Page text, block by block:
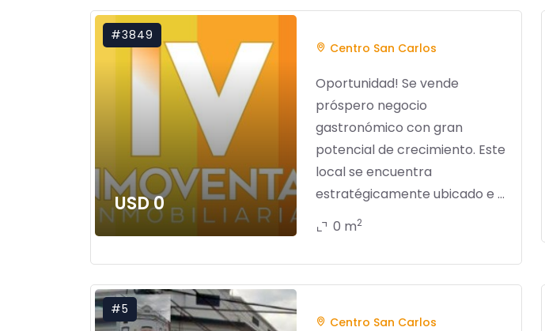
#3849
USD 0
Centro San Carlos
Oportunidad! Se vende
próspero negocio
gastronómico con gran
potencial de crecimiento. Este
local se encuentra
estratégicamente ubicado e ...
0 m2
#5
Centro San Carlos